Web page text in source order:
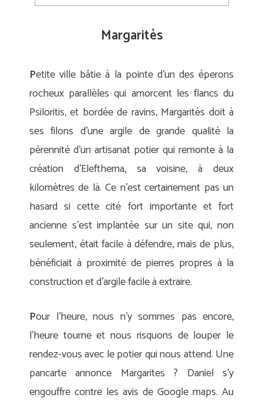
Margaritès
Petite ville bâtie à la pointe d’un des éperons
rocheux parallèles qui amorcent les flancs du
Psiloritis, et bordée de ravins, Margaritès doit à
ses filons d’une argile de grande qualité la
pérennité d’un artisanat potier qui remonte à la
création d’Eleftherna, sa voisine, à deux
kilomètres de là. Ce n’est certainement pas un
hasard si cette cité fort importante et fort
ancienne s’est implantée sur un site qui, non
seulement, était facile à défendre, mais de plus,
bénéficiait à proximité de pierres propres à la
construction et d’argile facile à extraire.
Pour l’heure, nous n’y sommes pas encore,
l’heure tourne et nous risquons de louper le
rendez-vous avec le potier qui nous attend. Une
pancarte annonce Margarites ? Daniel s’y
engouffre contre les avis de Google maps. Au